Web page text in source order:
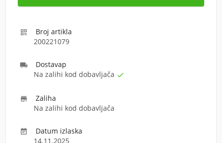

Broj artikla
200221079
 Dostavap
Na zalihi kod dobavljača 

Zaliha
Na zalihi kod dobavljača

Datum izlaska
14.11.2025